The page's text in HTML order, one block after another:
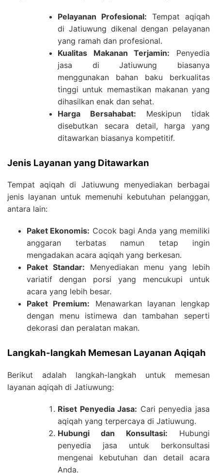
Pelayanan Profesional: Tempat aqiqah
di Jatiuwung dikenal dengan pelayanan
yang ramah dan profesional.
Kualitas Makanan Terjamin: Penyedia
jasa di Jatiuwung biasanya
menggunakan bahan baku berkualitas
tinggi untuk memastikan makanan yang
dihasilkan enak dan sehat.
Harga Bersahabat: Meskipun tidak
disebutkan secara detail, harga yang
ditawarkan biasanya kompetitif.
Jenis Layanan yang Ditawarkan
Tempat aqiqah di Jatiuwung menyediakan berbagai
jenis layanan untuk memenuhi kebutuhan pelanggan,
antara lain:
Paket Ekonomis: Cocok bagi Anda yang memiliki
anggaran terbatas namun tetap ingin
mengadakan acara aqiqah yang berkesan.
Paket Standar: Menyediakan menu yang lebih
variatif dengan porsi yang mencukupi untuk
acara yang lebih besar.
Paket Premium: Menawarkan layanan lengkap
dengan menu istimewa dan tambahan seperti
dekorasi dan peralatan makan.
Langkah-langkah Memesan Layanan Aqiqah
Berikut adalah langkah-langkah untuk memesan
layanan aqiqah di Jatiuwung:
Riset Penyedia Jasa: Cari penyedia jasa
aqiqah yang terpercaya di Jatiuwung.
Hubungi dan Konsultasi: Hubungi
penyedia jasa untuk berkonsultasi
mengenai kebutuhan dan detail acara
Anda.